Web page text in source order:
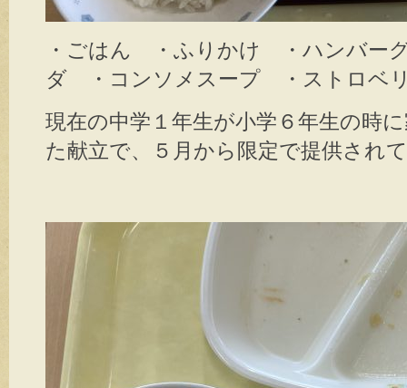
・ごはん ・ふりかけ ・ハンバー
ダ ・コンソメスープ ・ストロベ
現在の中学１年生が小学６年生の時
た献立で、５月から限定で提供され